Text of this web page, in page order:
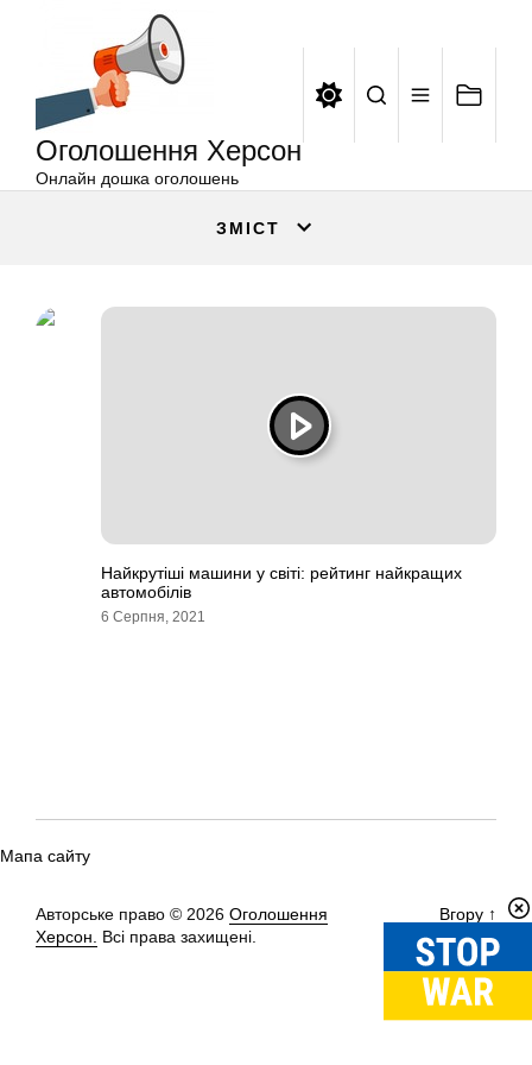
Оголошення Херсон
Онлайн дошка оголошень
ЗМІСТ
Найкрутіші машини у світі: рейтинг найкращих
автомобілів
6 Серпня, 2021
Мапа сайту
Авторське право © 2026 Оголошення
Херсон.
Всі права захищені.
Вгору ↑